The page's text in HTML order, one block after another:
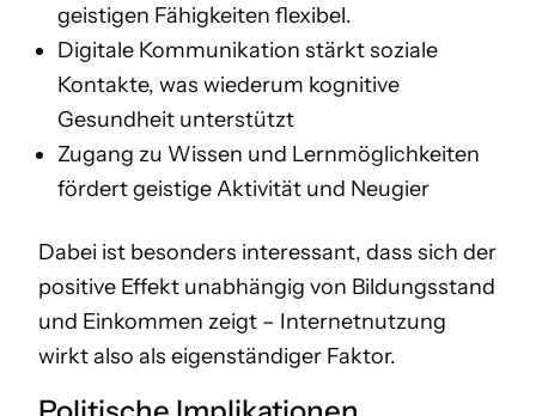
geistigen Fähigkeiten flexibel.
Digitale Kommunikation stärkt soziale
Kontakte, was wiederum kognitive
Gesundheit unterstützt
Zugang zu Wissen und Lernmöglichkeiten
fördert geistige Aktivität und Neugier
Dabei ist besonders interessant, dass sich der
positive Effekt unabhängig von Bildungsstand
und Einkommen zeigt – Internetnutzung
wirkt also als eigenständiger Faktor.